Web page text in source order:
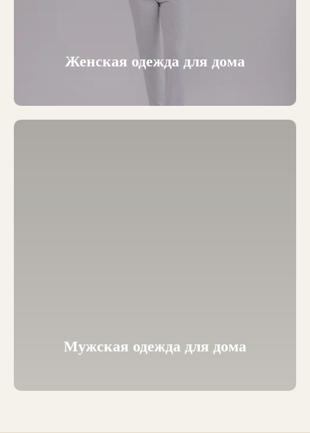
Женская одежда для дома
Мужская одежда для дома